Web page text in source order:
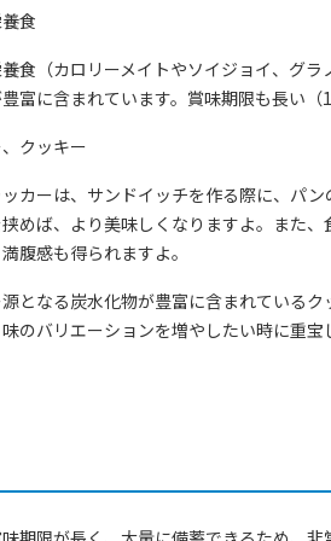
食
食（カロリーメイトやソイジョイ、グ
富に含まれています。賞味期限も長い
クッキー
カーは、サンドイッチを作る際に、パ
めば、より美味しくなりますよ。また
腹感も得られますよ。
となる炭水化物が豊富に含まれている
のバリエーションを増やしたい時に重宝